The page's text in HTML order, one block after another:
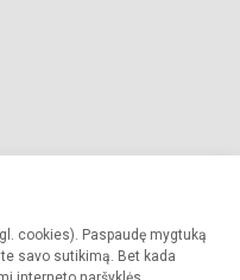
cookies). Paspaudę mygtuką
savo sutikimą. Bet kada
Visos teisės saugomos.
griežtai draudžiama.